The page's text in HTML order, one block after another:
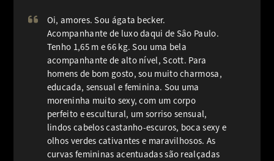
Oi, amores. Sou ágata becker.
Acompanhante de luxo daqui de Sâo Paulo.
Tenho 1,65 m e 66 kg. Sou uma bela
acompanhante de alto nível, Scott. Para
homens de bom gosto, sou muito charmosa,
educada, sensual e feminina. Sou uma
moreninha muito sexy, com um corpo
perfeito e escultural, um sorriso sensual,
lindos cabelos castanho-escuros, boca sexy e
olhos verdes cativantes e maravilhosos. As
curvas femininas acentuadas são realçadas